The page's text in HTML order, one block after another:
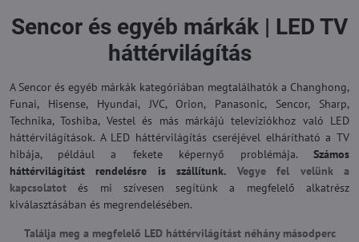
Sencor és egyéb márkák | LED TV
háttérvilágítás
A Sencor és egyéb márkák kategóriában megtalálhatók a Changhong,
Funai, Hisense, Hyundai, JVC, Orion, Panasonic, Sencor, Sharp,
Technika, Toshiba, Vestel és más márkájú televíziókhoz való LED
háttérvilágítások. A LED háttérvilágítás cseréjével elhárítható a TV
hibája, például a fekete képernyő problémája. Számos
háttérvilágítást rendelésre is szállítunk.
Vegye fel velünk a
kapcsolatot és mi szívesen segítünk a megfelelő alkatrész
kiválasztásában és megrendelésében.
Találja meg a megfelelő LED háttérvilágítást néhány másodperc